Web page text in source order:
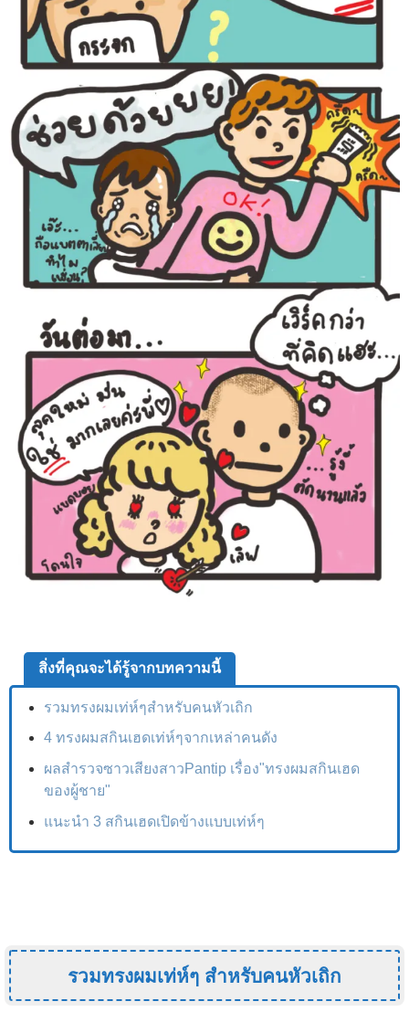
สิ่งที่คุณจะได้รู้จากบทความนี้
รวมทรงผมเท่ห์ๆสำหรับคนหัวเถิก
4 ทรงผมสกินเฮดเท่ห์ๆจากเหล่าคนดัง
ผลสำรวจซาวเสียงสาวPantip เรื่อง"ทรงผมสกินเฮด
ของผู้ชาย"
แนะนำ 3 สกินเฮดเปิดข้างแบบเท่ห์ๆ
รวมทรงผมเท่ห์ๆ สำหรับคนหัวเถิก